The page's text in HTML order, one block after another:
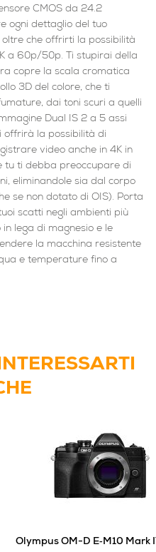
CMOS da 24.2
ogni dettaglio del tuo
oltre che offrirti la possibilità
a 60p/50p. Ti stupirai della
copre la scala cromatica
3D del colore, che ti
dai toni scuri a quelli
Dual IS 2 a 5 assi
offrirà la possibilità di
video anche in 4K in
tu ti debba preoccupare di
eliminandole sia dal corpo
se non dotato di OIS). Porta
scatti negli ambienti più
lega di magnesio e le
la macchina resistente
e temperature fino a
Olympus OM-D E‑M10 Mark